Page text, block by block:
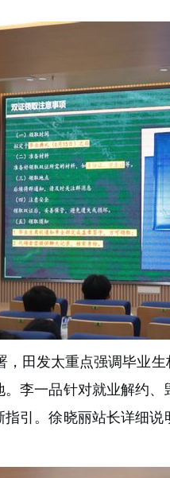
田发太重点强调毕业
。李一品针对就业解约、
引。徐晓丽站长详细